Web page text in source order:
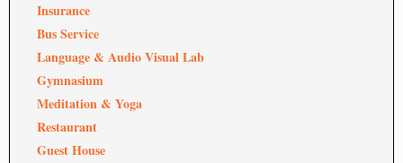
Insurance
Bus Service
Language & Audio Visual Lab
Gymnasium
Meditation & Yoga
Restaurant
Guest House